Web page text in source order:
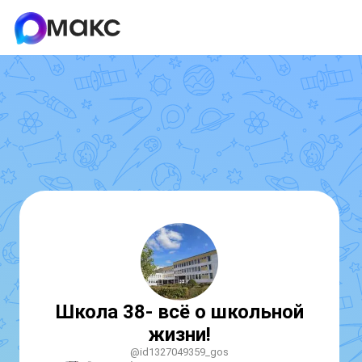
Школа 38- всё о школьной
жизни!
@id1327049359_gos